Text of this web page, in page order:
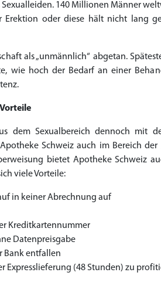
140 Millionen Männer
Erektion oder diese hält nicht lang
als „unmännlich“ abgetan.
wie hoch der Bedarf an einer
dem Sexualbereich dennoch mit
Schweiz auch im Bereich
bietet Apotheke Schweiz
viele Vorteile:
in keiner Abrechnung auf
Kreditkartennummer
Datenpreisgabe
Bank entfallen
Expresslieferung (48 Stunden) zu